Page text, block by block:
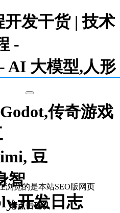
发干货 | 技术
-
AI 大模型,人形
传奇游戏
豆
智
开发日志
浏览的是本站SEO版网页
请点击确认